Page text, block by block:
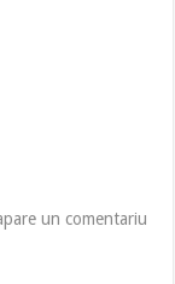
un comentariu